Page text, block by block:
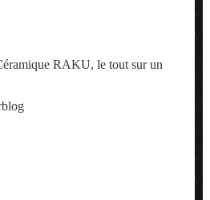
RAKU, le tout sur un